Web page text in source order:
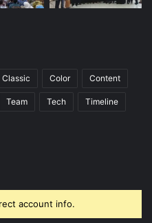
Classic Color Content
Team Tech Timeline
account info.